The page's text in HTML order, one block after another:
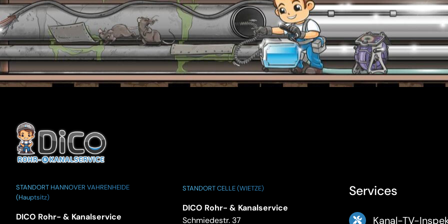
STANDORT HANNOVER VAHRENHEIDE
(Hauptsitz)
DICO Rohr- & Kanalservice
STANDORT CELLE (WIETZE)
DICO Rohr- & Kanalservice
Schmiedestr. 37
Services
Kanal-TV-